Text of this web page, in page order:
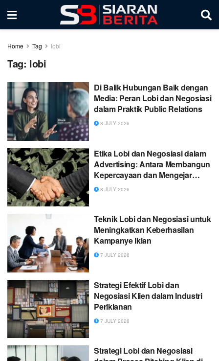
Home Tag lobi
Tag: lobi
Di Balik Hubungan Baik dengan
Media: Peran Lobi dan Negosiasi
dalam Praktik Public Relations
8 JULY 2026
Etika Lobi dan Negosiasi dalam
Advertising: Antara Membangun
Kepercayaan dan Mengejar
Keuntungan
8 JULY 2026
Teknik Lobi dan Negosiasi untuk
Meningkatkan Keberhasilan
Kampanye Iklan
7 JULY 2026
Strategi Efektif Lobi dan
Negosiasi Klien dalam Industri
Periklanan
7 JULY 2026
Strategi Lobi dan Negosiasi